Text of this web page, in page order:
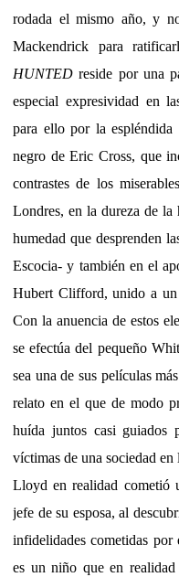
rodada el mismo año, y
Mackendrick para
HUNTEDreside por una
especial expresividad en
para ello por la
negro de Eric Cross, que
contrastes de los
Londres, en la dureza de la
humedad que desprenden
Escocia- y también en el
Hubert Clifford, unido a
Con la anuencia de estos
se efectúa del pequeño
sea una de sus películas
relato en el que de modo
huída juntos casi
víctimas de una sociedad
Lloyd en realidad cometió
jefe de su esposa, al
infidelidades cometidas
es un niño que en